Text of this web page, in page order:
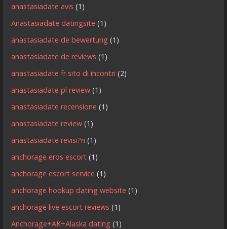
anastasiadate avis (1)
Anastasiadate datingsite (1)
anastasiadate de bewertung (1)
anastasiadate de reviews (1)
anastasiadate fr sito di incontri (2)
anastasiadate pl review (1)
anastasiadate recensione (1)
anastasiadate review (1)
anastasiadate revisi?n (1)
anchorage eros escort (1)
anchorage escort service (1)
anchorage hookup dating website (1)
anchorage live escort reviews (1)
Anchorage+AK+Alaska dating (1)